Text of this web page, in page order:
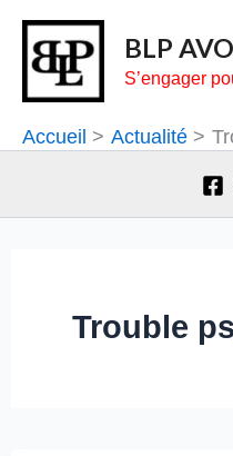
Aller
contenu
BLP
S’engager
Accueil Actualité
Trouble